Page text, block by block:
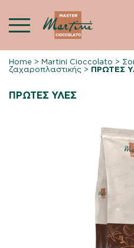
content
Home >Martini Cioccolato >
ζαχαροπλαστικής > ΠΡΩΤΕΣ
ΠΡΩΤΕΣ ΥΛΕΣ